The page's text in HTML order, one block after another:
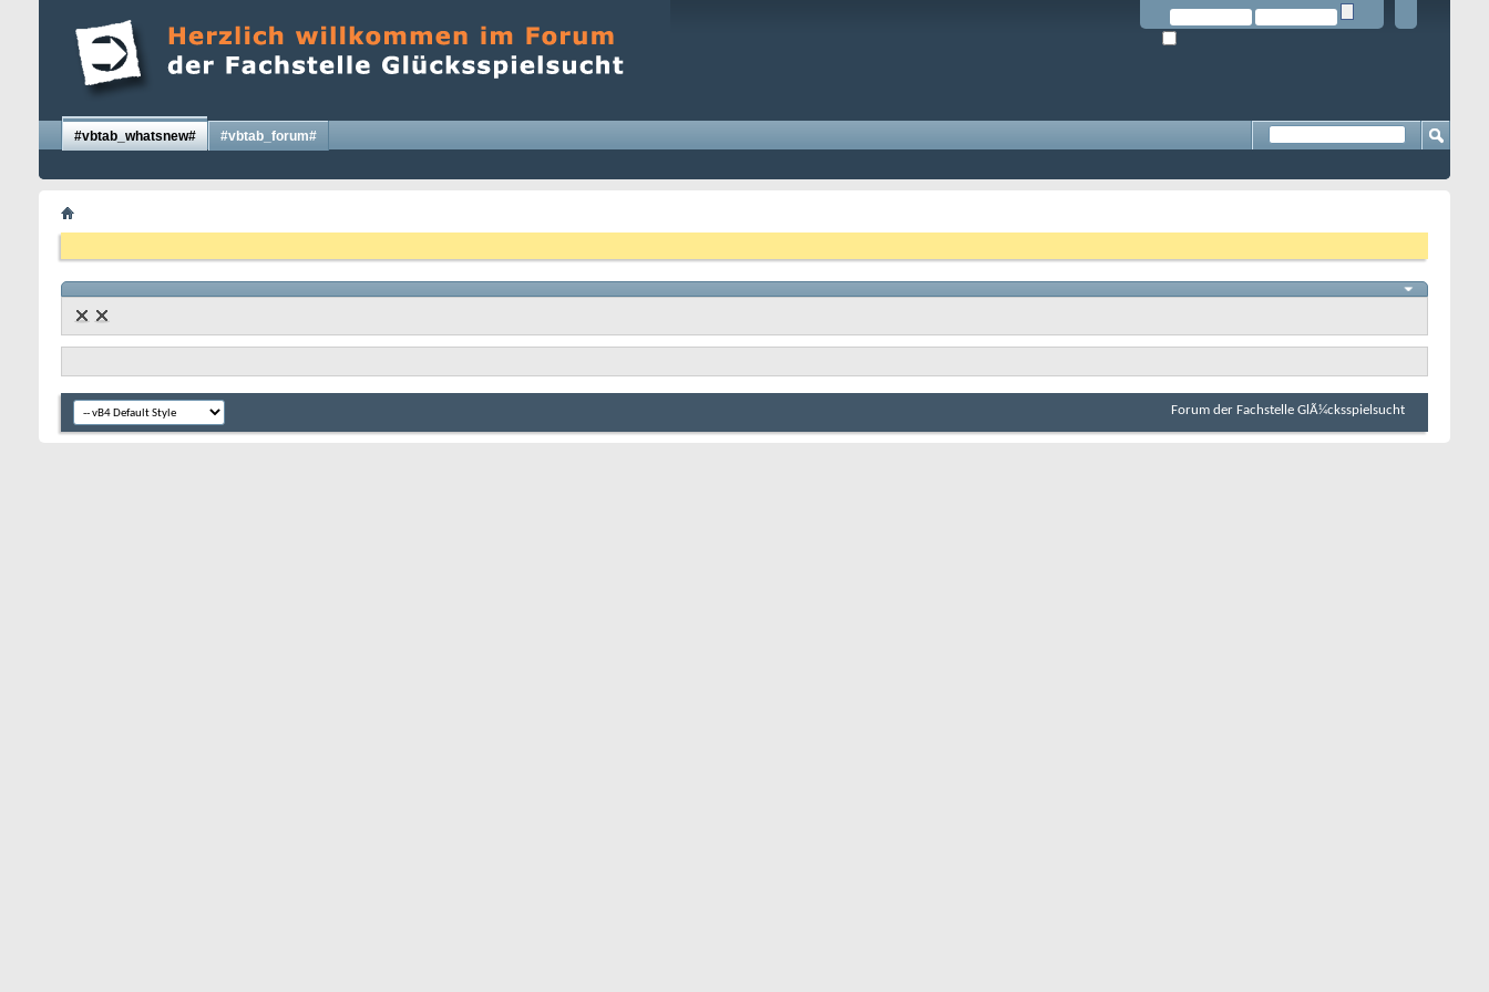
#vbtab_whatsnew# #vbtab_forum#
Forum der Fachstelle GlÃ¼cksspielsucht